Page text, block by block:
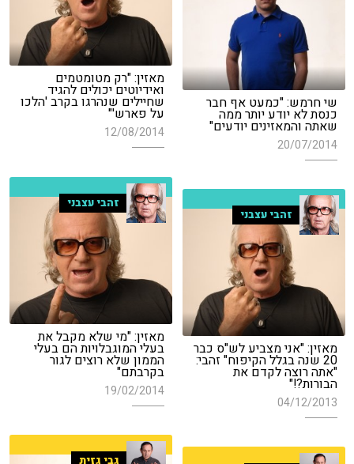
מאזין: "רק מטומטמים
ואידיוטים יכולים להגיד
שחיילים שנהרגו בקרב 'הלכו
על פארש'"
12/08/2014
שי חרמש: "כמעט אף חבר
כנסת לא יודע יותר ממה
שאתה והמאזינים יודעים"
20/07/2014
זהבי עצבני
מאזין: "מי שלא מקבל את
בעלי המוגבלויות הם בעלי
הממון שלא רוצים לגור
בקרבתם"
19/02/2014
זהבי עצבני
מאזין: "אני מצביע לש"ס כבר
20 שנה בגלל הקיפוח" זהבי:
"אתה רוצה לקדם את
הבורות?!"
04/12/2013
גבי גזית